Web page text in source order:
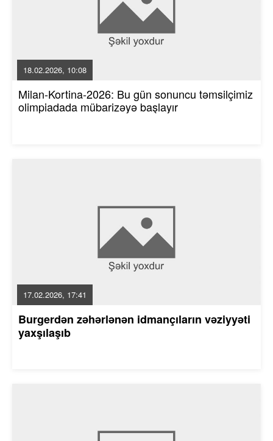
18.02.2026, 10:08
Milan-Kortina-2026: Bu gün sonuncu təmsilçimiz
olimpiadada mübarizəyə başlayır
17.02.2026, 17:41
Burgerdən zəhərlənən idmançıların vəziyyəti
yaxşılaşıb